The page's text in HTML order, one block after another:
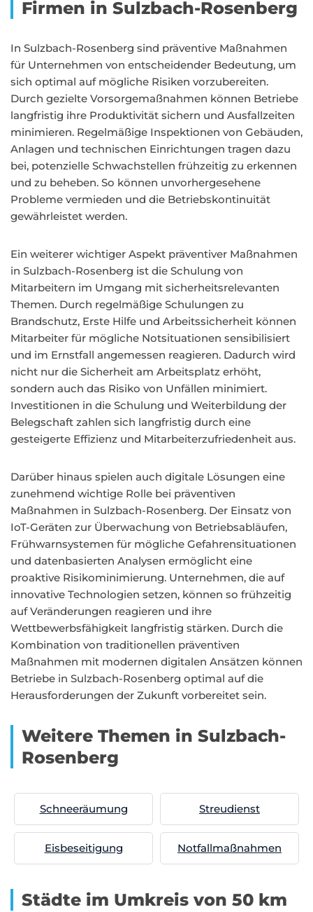
Firmen in Sulzbach-Rosenberg
In Sulzbach-Rosenberg sind präventive Maßnahmen
für Unternehmen von entscheidender Bedeutung, um
sich optimal auf mögliche Risiken vorzubereiten.
Durch gezielte Vorsorgemaßnahmen können Betriebe
langfristig ihre Produktivität sichern und Ausfallzeiten
minimieren. Regelmäßige Inspektionen von Gebäuden,
Anlagen und technischen Einrichtungen tragen dazu
bei, potenzielle Schwachstellen frühzeitig zu erkennen
und zu beheben. So können unvorhergesehene
Probleme vermieden und die Betriebskontinuität
gewährleistet werden.
Ein weiterer wichtiger Aspekt präventiver Maßnahmen
in Sulzbach-Rosenberg ist die Schulung von
Mitarbeitern im Umgang mit sicherheitsrelevanten
Themen. Durch regelmäßige Schulungen zu
Brandschutz, Erste Hilfe und Arbeitssicherheit können
Mitarbeiter für mögliche Notsituationen sensibilisiert
und im Ernstfall angemessen reagieren. Dadurch wird
nicht nur die Sicherheit am Arbeitsplatz erhöht,
sondern auch das Risiko von Unfällen minimiert.
Investitionen in die Schulung und Weiterbildung der
Belegschaft zahlen sich langfristig durch eine
gesteigerte Effizienz und Mitarbeiterzufriedenheit aus.
Darüber hinaus spielen auch digitale Lösungen eine
zunehmend wichtige Rolle bei präventiven
Maßnahmen in Sulzbach-Rosenberg. Der Einsatz von
IoT-Geräten zur Überwachung von Betriebsabläufen,
Frühwarnsystemen für mögliche Gefahrensituationen
und datenbasierten Analysen ermöglicht eine
proaktive Risikominimierung. Unternehmen, die auf
innovative Technologien setzen, können so frühzeitig
auf Veränderungen reagieren und ihre
Wettbewerbsfähigkeit langfristig stärken. Durch die
Kombination von traditionellen präventiven
Maßnahmen mit modernen digitalen Ansätzen können
Betriebe in Sulzbach-Rosenberg optimal auf die
Herausforderungen der Zukunft vorbereitet sein.
Weitere Themen in Sulzbach-
Rosenberg
Schneeräumung Streudienst
Eisbeseitigung Notfallmaßnahmen
Städte im Umkreis von 50 km